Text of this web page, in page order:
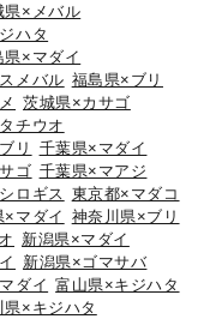
県×メバル
ハタ
県×マダイ
メバル 福島県×ブリ
茨城県×カサゴ
チウオ
リ
千葉県×マダイ
ゴ 千葉県×マアジ
ロギス 東京都×マダコ
×マダイ 神奈川県×ブリ
新潟県×マダイ
新潟県×ゴマサバ
ダイ 富山県×キジハタ
県×キジハタ